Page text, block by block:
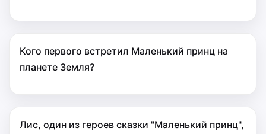
Кого первого встретил Маленький принц на
планете Земля?
Лис, один из героев сказки "Маленький принц",